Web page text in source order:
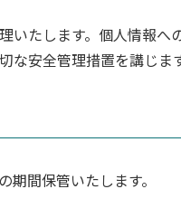
いたします。個人情報
安全管理措置を講じます
間保管いたします。